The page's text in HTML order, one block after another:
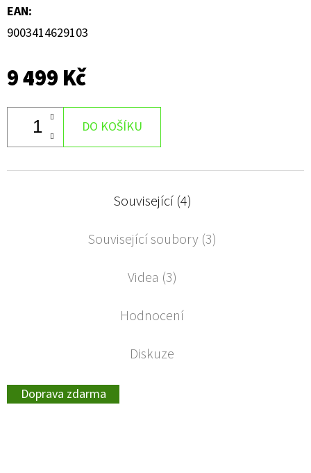
EAN:
9003414629103
9 499 Kč
DO KOŠÍKU
Související (4)
Související soubory (3)
Videa (3)
Hodnocení
Diskuze
Doprava zdarma